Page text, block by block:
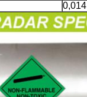
0,014